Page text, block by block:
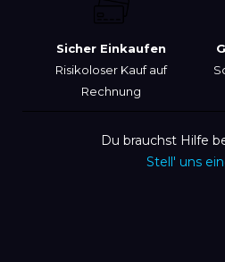
Sicher Einkaufen
Risikoloser Kauf auf
Rechnung
Du brauchst Hilfe
Stell' uns